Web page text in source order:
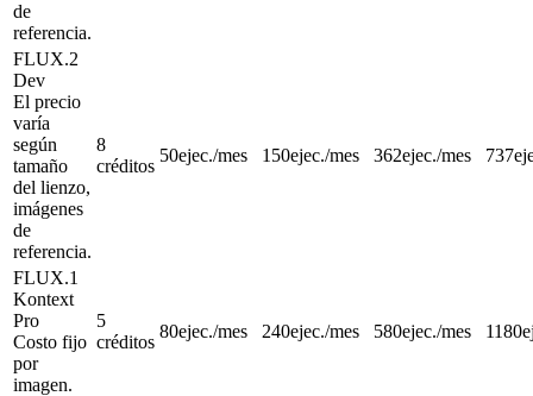
de
referencia.
FLUX.2
Dev
El precio
varía
según
tamaño
del lienzo,
imágenes
de
referencia.
8
créditos
50ejec./mes 150ejec./mes 362ejec./mes 737
FLUX.1
Kontext
Pro
Costo fijo
por
imagen.
5
créditos
80ejec./mes 240ejec./mes 580ejec./mes 1180